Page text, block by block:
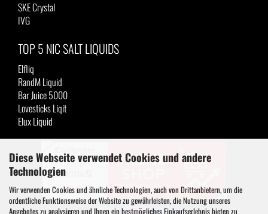
Diese Webseite verwendet Cookies und andere
Technologien
Wir verwenden Cookies und ähnliche Technologien, auch von Drittanbietern, um die
ordentliche Funktionsweise der Website zu gewährleisten, die Nutzung unseres
Angebotes zu analysieren und Ihnen ein bestmögliches Einkaufserlebnis bieten zu
SKE Crystal
IVG
TOP 5 NIC SALT LIQUIDS
Elfliq
RandM Liquid
Bar Juice 5000
Lovesticks Liqit
Elux Liquid